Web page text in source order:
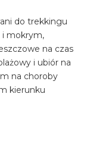
do trekkingu
i mokrym,
na czas
i ubiór na
na choroby
kierunku